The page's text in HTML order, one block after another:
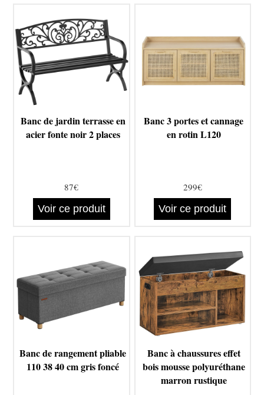
Banc de jardin terrasse en
acier fonte noir 2 places
87€
Voir ce produit
Banc 3 portes et cannage
en rotin L120
299€
Voir ce produit
Banc de rangement pliable
110 38 40 cm gris foncé
Banc à chaussures effet
bois mousse polyuréthane
marron rustique